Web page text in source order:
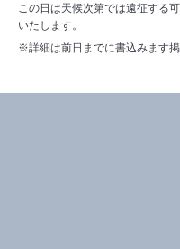
この日は天候次第では遠征する
いたします。
※詳細は前日までに書込みます掲